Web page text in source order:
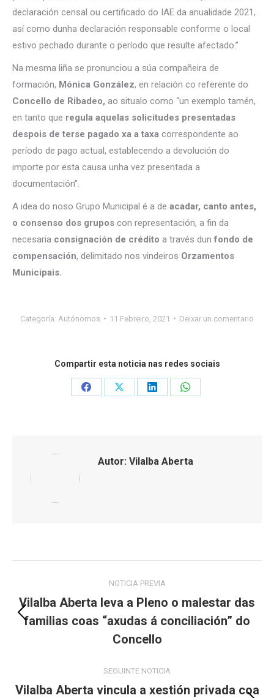
declaración censal ou certificado do IAE da anualidade 2021,
así como dunha declaración responsable conforme o local
estivo pechado durante o período que resulte afectado.”
Na mesma liña se pronunciou a súa compañeira de
formación, Mónica González, en relación co referente do
Concello de Ribadeo, ao situalo como “un exemplo tamén,
en tanto que regula aquelas solicitudes presentadas
despois de terse pagado xa a taxa correspondente ao
período de pago actual, establecendo a devolución do
importe por esta causa unha vez presentada a
documentación”.
A idea do noso Grupo Municipal é a de acadar, canto antes,
o consenso dos grupos con representación, a fin da
necesaria consignación de crédito a través dun fondo de
compensación, delimitado nos vindeiros Orzamentos
Municipais.
Categoría: Autónomos 11 Febreiro, 2021 Deixar un comentario
Compartir esta noticia nas redes sociais
Share
Share
Share
Share
Autor: Vilalba Aberta
navigation
NOTICIA PREVIA
Previous
post:
Vilalba Aberta leva a Pleno o malestar das
familias coas “axudas á conciliación” do
Concello
SEGUINTE NOTICIA
Vilalba Aberta vincula a xestión privada coa